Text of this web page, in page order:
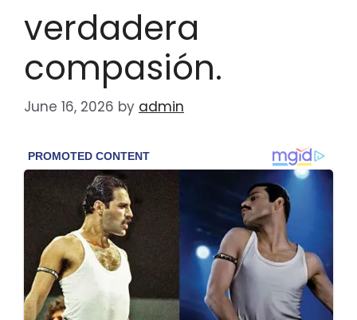
verdadera
compasión.
June 16, 2026 by admin